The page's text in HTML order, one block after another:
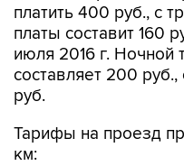
платить 400 руб., с
платы составит 160
июля 2016 г. Ночной
составляет 200
руб.
Тарифы на проезд
км: